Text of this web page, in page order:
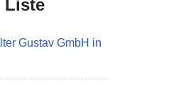
Liste
Gustav GmbH in